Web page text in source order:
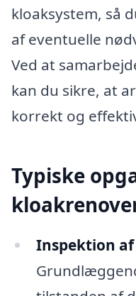
kloaksystem, så
af eventuelle
Ved at
kan du sikre, at
korrekt og
Typiske
Inspektion